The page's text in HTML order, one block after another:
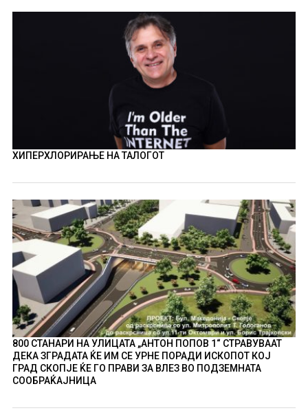
ХИПЕРХЛОРИРАЊЕ НА ТАЛОГОТ
800 СТАНАРИ НА УЛИЦАТА „АНТОН ПОПОВ 1“ СТРАВУВААТ
ДЕКА ЗГРАДАТА ЌЕ ИМ СЕ УРНЕ ПОРАДИ ИСКОПОТ КОЈ
ГРАД СКОПЈЕ ЌЕ ГО ПРАВИ ЗА ВЛЕЗ ВО ПОДЗЕМНАТА
СООБРАЌАЈНИЦА